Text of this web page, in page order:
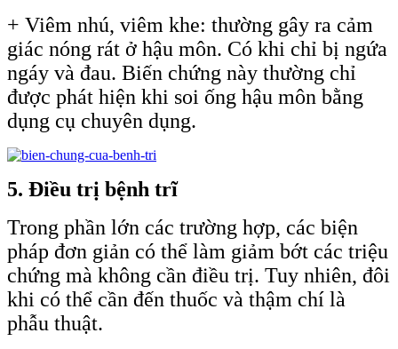
+ Viêm nhú, viêm khe: thường gây ra cảm
giác nóng rát ở hậu môn. Có khi chỉ bị ngứa
ngáy và đau. Biến chứng này thường chỉ
được phát hiện khi soi ống hậu môn bằng
dụng cụ chuyên dụng.
5. Điều trị bệnh trĩ
Trong phần lớn các trường hợp, các biện
pháp đơn giản có thể làm giảm bớt các triệu
chứng mà không cần điều trị. Tuy nhiên, đôi
khi có thể cần đến thuốc và thậm chí là
phẫu thuật.